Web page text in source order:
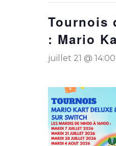
Tournois
: Mario
juillet 21 @ 14:00